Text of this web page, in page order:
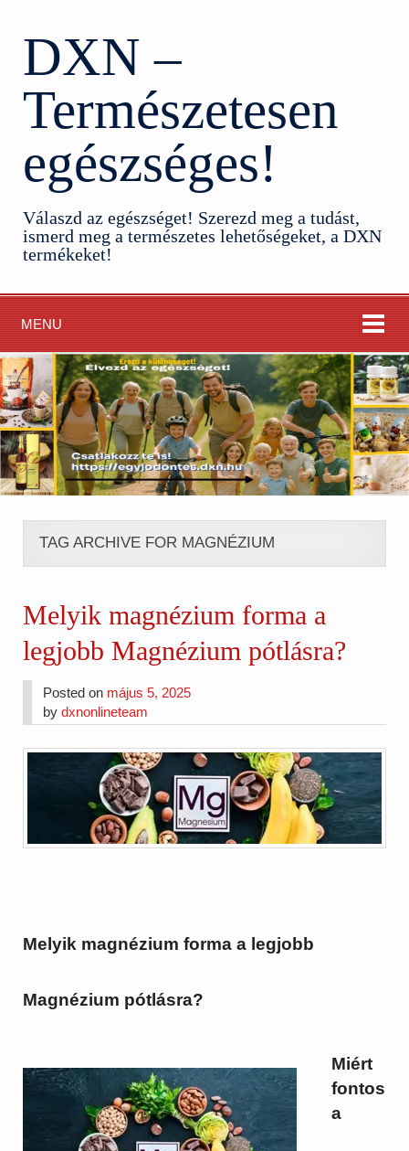
DXN –
Természetesen
egészséges!
Válaszd az egészséget! Szerezd meg a tudást,
ismerd meg a természetes lehetőségeket, a DXN
termékeket!
MENU
TAG ARCHIVE FOR MAGNÉZIUM
Melyik magnézium forma a
legjobb Magnézium pótlásra?
Posted on május 5, 2025
bydxnonlineteam
Melyik magnézium forma a legjobb
Magnézium pótlásra?
Miért
fontos
a